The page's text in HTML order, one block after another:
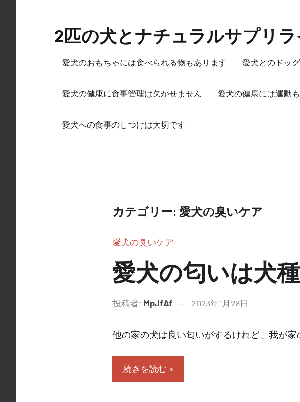
2匹の犬とナチュラルサプリラ
愛犬のおもちゃには食べられる物もあります 愛犬とのドッ
愛犬の健康に食事管理は欠かせません 愛犬の健康には運動
愛犬への食事のしつけは大切です
カテゴリー: 愛犬の臭いケア
愛犬の臭いケア
愛犬の匂いは犬
投稿者: MpJfAf 2023年1月28日
他の家の犬は良い匂いがするけれど、我が
続きを読む